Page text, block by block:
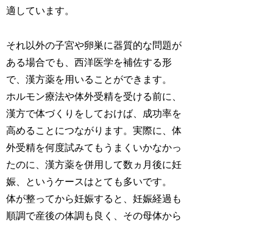
適しています。
それ以外の子宮や卵巣に器質的な問題が
ある場合でも、西洋医学を補佐する形
で、漢方薬を用いることができます。
ホルモン療法や体外受精を受ける前に、
漢方で体づくりをしておけば、成功率を
高めることにつながります。実際に、体
外受精を何度試みてもうまくいかなかっ
たのに、漢方薬を併用して数ヵ月後に妊
娠、というケースはとても多いです。
体が整ってから妊娠すると、妊娠経過も
順調で産後の体調も良く、その母体から